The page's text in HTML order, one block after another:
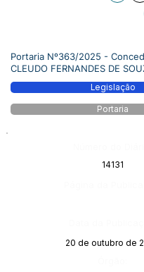
Portaria Nº363/2025 -
CLEUDO FERNANDES DE
Legislação
Portaria
14131
20 de outubro de